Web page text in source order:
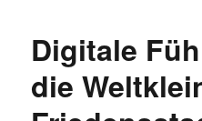
Digitale
die